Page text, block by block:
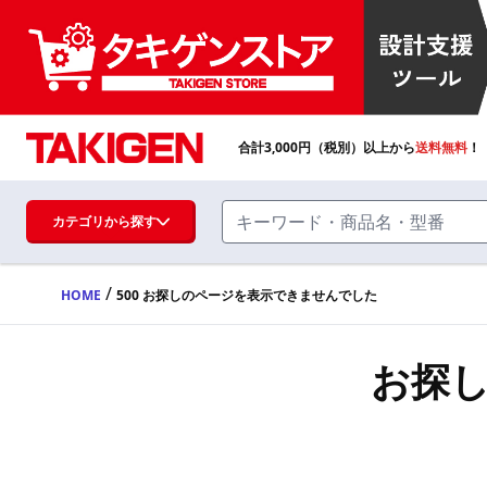
ハンドル・取手・つまみ・周辺機器
FA・A
合計3,000円（税別）以上から送料無料
カテゴリから探す
HOME / 500 お探しのページを表示できませんでした
お探